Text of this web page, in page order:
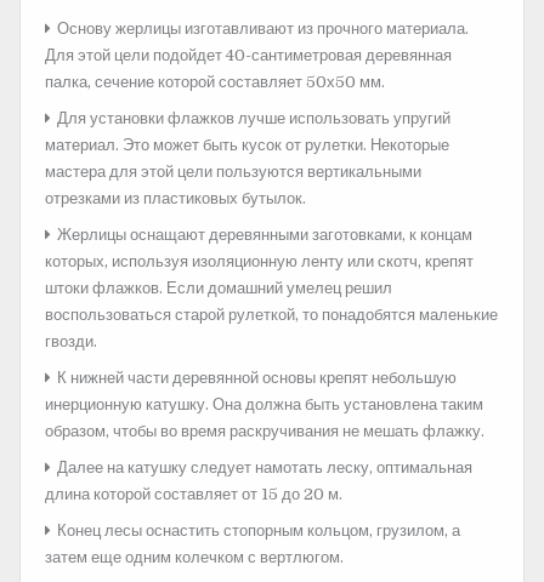
Основу жерлицы изготавливают из прочного материала.
Для этой цели подойдет 40-сантиметровая деревянная
палка, сечение которой составляет 50х50 мм.
Для установки флажков лучше использовать упругий
материал. Это может быть кусок от рулетки. Некоторые
мастера для этой цели пользуются вертикальными
отрезками из пластиковых бутылок.
Жерлицы оснащают деревянными заготовками, к концам
которых, используя изоляционную ленту или скотч, крепят
штоки флажков. Если домашний умелец решил
воспользоваться старой рулеткой, то понадобятся маленькие
гвозди.
К нижней части деревянной основы крепят небольшую
инерционную катушку. Она должна быть установлена таким
образом, чтобы во время раскручивания не мешать флажку.
Далее на катушку следует намотать леску, оптимальная
длина которой составляет от 15 до 20 м.
Конец лесы оснастить стопорным кольцом, грузилом, а
затем еще одним колечком с вертлюгом.